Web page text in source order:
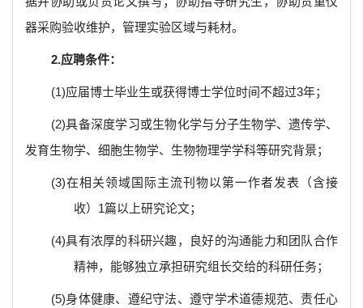
器采购验收维护，管理实验区域与耗材。
2.应聘条件：
(1)应届博士毕业生或获得博士学位时间不超过3年；
(2)具备深度学习或生物化学与分子生物学、遗传学、
发育生物学、细胞生物学、生物物理学学科等研究背景；
(3)在相关领域国际主流刊物以第一作者发表（含接
收）1篇以上研究论文；
(4)具有浓厚的科研兴趣，良好的沟通能力和团队合作
精神，能够独立承担研究组长交给的科研任务；
(5)身体健康、遵纪守法、遵守学术道德规范、责任心